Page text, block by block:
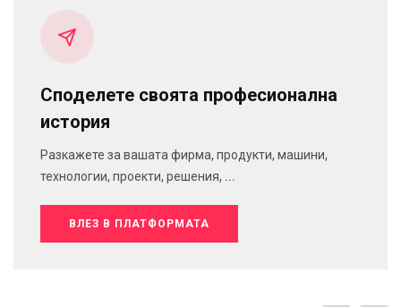
Споделете своята професионална
история
Разкажете за вашата фирма, продукти, машини,
технологии, проекти, решения, ...
ВЛЕЗ В ПЛАТФОРМАТА